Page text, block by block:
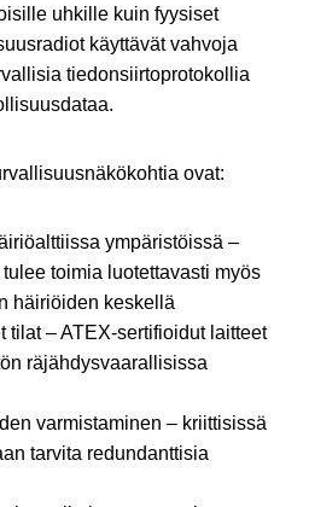
uhkille kuin fyysiset
käyttävät vahvoja
tiedonsiirtoprotokollia
ovat:
ympäristöissä –
toimia luotettavasti myös
häiriöiden keskellä
tilat – ATEX-sertifioidut laitteet
räjähdysvaarallisissa
varmistaminen – kriittisissä
tarvita redundanttisia